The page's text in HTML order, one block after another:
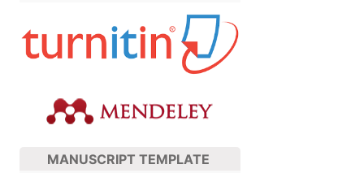
MANUSCRIPT TEMPLATE